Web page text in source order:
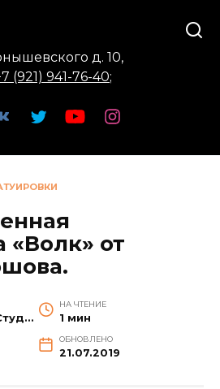
д. 10,
(921) 941-76-40;
«Волк» от
Администратор Студии
НА ЧТЕНИЕ
1 мин
ОБНОВЛЕНО
21.07.2019